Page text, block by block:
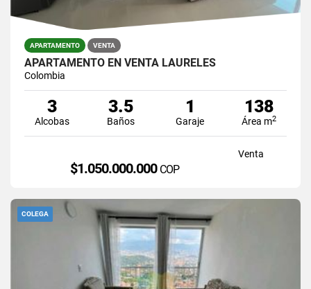
APARTAMENTO VENTA
APARTAMENTO EN VENTA LAURELES
Colombia
3
Alcobas
3.5
Baños
1
Garaje
138
Área m2
Venta
$1.050.000.000 COP
COLEGA